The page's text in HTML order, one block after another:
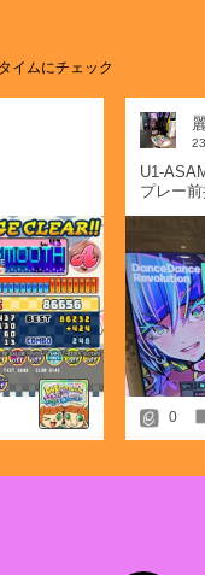
(iOS) 公開のお知らせ
更のお知らせ
回のテーマは「激」！
プ」開催のお知らせ
トスタンプ」開催のお知
回のテーマは「キッズ」！
プ」開催のお知らせ
回のテーマは「キュート」
イムにチェック
U1-
プレー
る。』
と公式想
ょう 原
0